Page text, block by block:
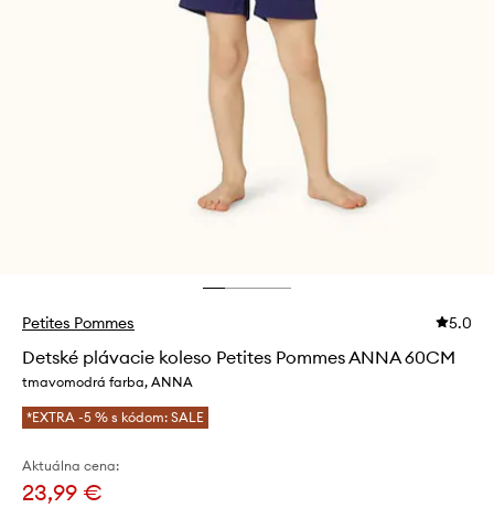
Petites Pommes 5.0
Detské plávacie koleso Petites Pommes ANNA 60CM
tmavomodrá farba, ANNA
*EXTRA -5 % s kódom: SALE
Aktuálna cena:
23,99 €